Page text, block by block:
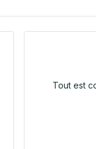
Tout est